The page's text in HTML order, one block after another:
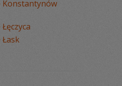
Konstantynów